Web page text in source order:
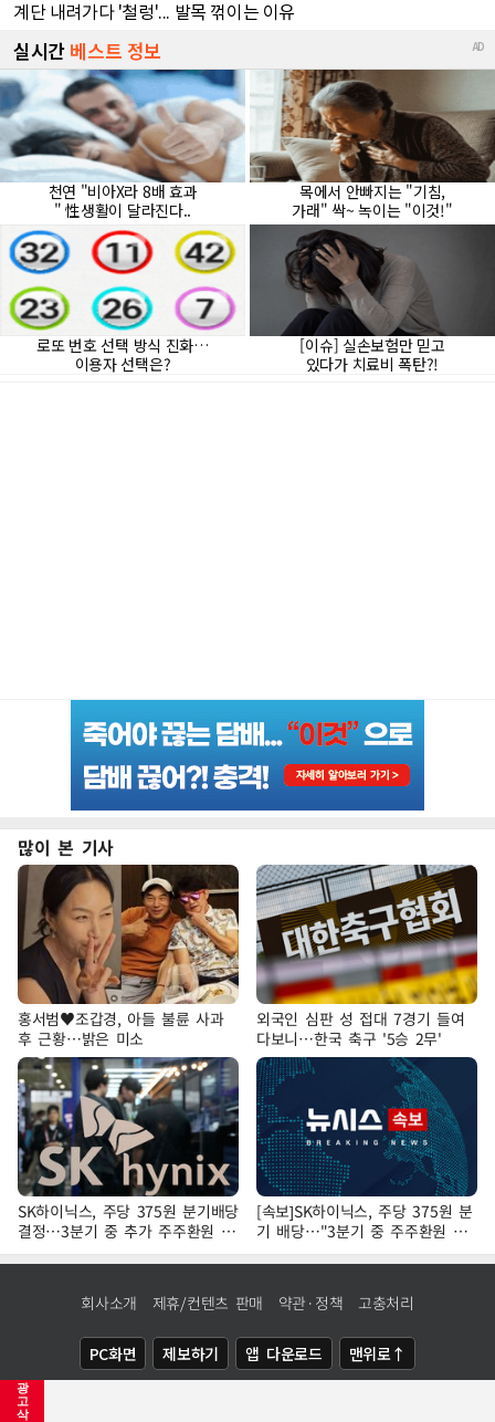
광
고
삭
많이 본 기사
홍서범♥조갑경, 아들 불륜 사과
후 근황…밝은 미소
외국인 심판 성 접대 7경기 들여
다보니…한국 축구 '5승 2무'
SK하이닉스, 주당 375원 분기배당
결정…3분기 중 추가 주주환원 발
표
[속보]SK하이닉스, 주당 375원 분
기 배당…"3분기 중 주주환원 방
안 확정"
회사소개 제휴/컨텐츠 판매 약관·정책 고충처리
PC화면 제보하기 앱 다운로드 맨위로↑